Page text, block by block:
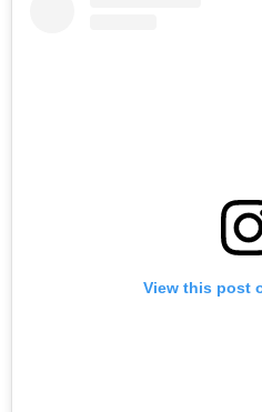
View this post